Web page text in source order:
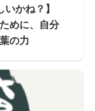
かね？】
めに、自分
の力